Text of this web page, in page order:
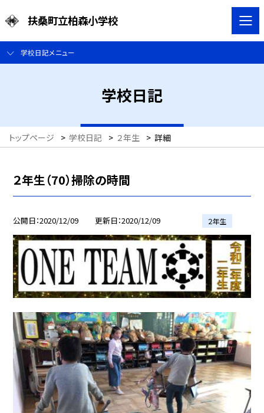
扶桑町立柏森小学校
学校日記メニュー
学校日記
トップページ > 学校日記 > ２年生 > 詳細
２年生（70）掃除の時間
公開日 2020/12/09 更新日 2020/12/09 ２年生